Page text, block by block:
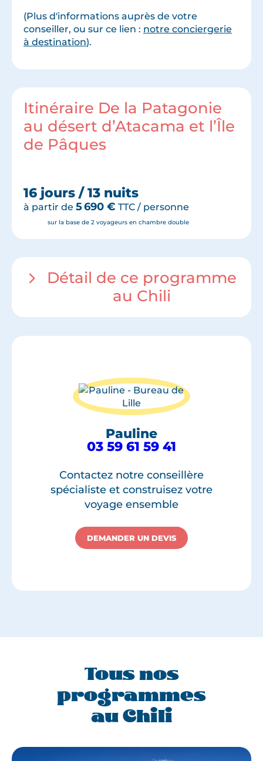
(Plus d'informations auprès de votre
conseiller, ou sur ce lien : notre conciergerie
à destination).
Itinéraire De la Patagonie
au désert d’Atacama et l’Île
de Pâques
16 jours / 13 nuits
à partir de 5 690 € TTC / personne
sur la base de 2 voyageurs en chambre double
Détail de ce programme
au Chili
Pauline
03 59 61 59 41
Contactez notre conseillère
spécialiste et construisez votre
voyage ensemble
DEMANDER UN DEVIS
Tous nos
programmes
au Chili